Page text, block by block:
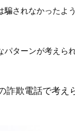
騙されなかったよ
ターンが考えら
詐欺電話で考え